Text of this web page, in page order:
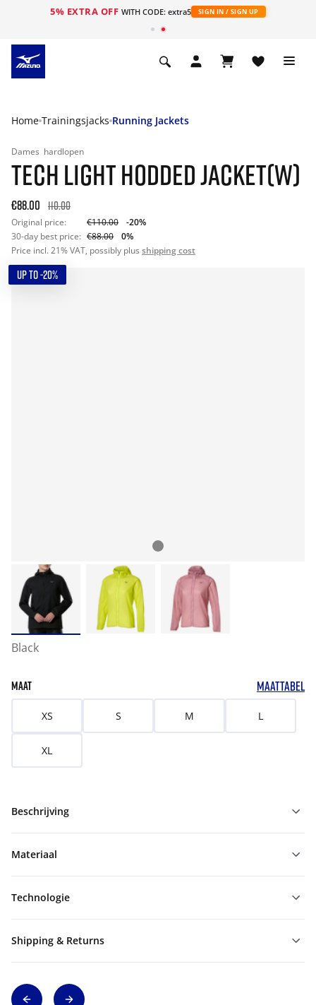
5% EXTRA OFF WITH CODE: extra5 SIGN IN / SIGN UP
Home Trainingsjacks Running Jackets
Dames hardlopen
TECH LIGHT HODDED JACKET(W)
€88.00 110.00
Original price: €110.00
-20%
30-day best price: €88.00
0%
Price incl. 21% VAT, possibly plus shipping cost
UP TO -20%
Black
MAAT MAATTABEL
XS S M L
XL
Beschrijving
Materiaal
Technologie
Shipping & Returns